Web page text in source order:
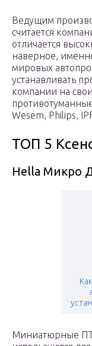
Ведущим
считается
отличается
наверное,
мировых
устанавливать
компании на
Wesem, Philips,
ТОП 5
Hella Микро
Миниатюрные